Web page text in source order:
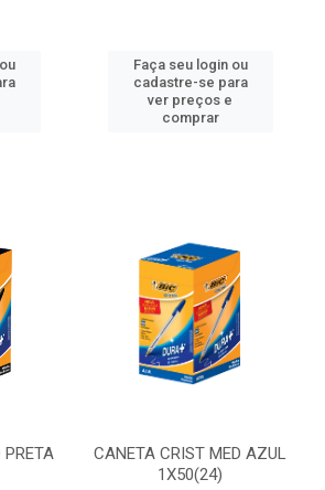
Faça seu login ou
cadastre-se para
ver preços e
comprar
CANETA CRIST MED AZUL
1X50(24)